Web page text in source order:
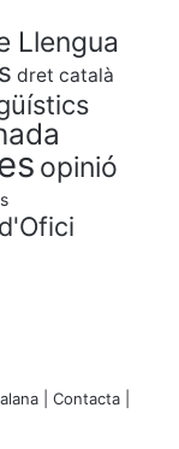
Llengua
dret català
opinió
| Contacta